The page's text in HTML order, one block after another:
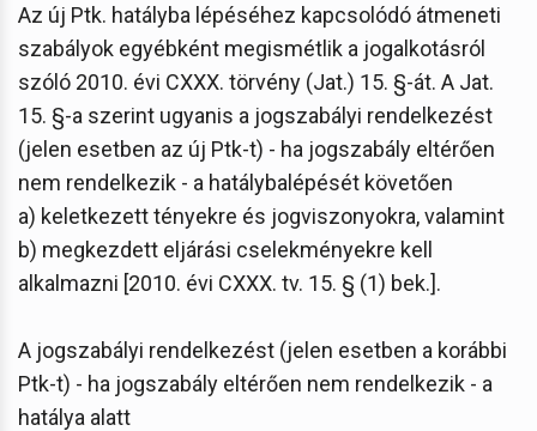
Az új Ptk. hatályba lépéséhez kapcsolódó átmeneti
szabályok egyébként megismétlik a jogalkotásról
szóló 2010. évi CXXX. törvény (Jat.) 15. §-át. A Jat.
15. §-a szerint ugyanis a jogszabályi rendelkezést
(jelen esetben az új Ptk-t) - ha jogszabály eltérően
nem rendelkezik - a hatálybalépését követően
a) keletkezett tényekre és jogviszonyokra, valamint
b) megkezdett eljárási cselekményekre kell
alkalmazni [2010. évi CXXX. tv. 15. § (1) bek.].
A jogszabályi rendelkezést (jelen esetben a korábbi
Ptk-t) - ha jogszabály eltérően nem rendelkezik - a
hatálya alatt